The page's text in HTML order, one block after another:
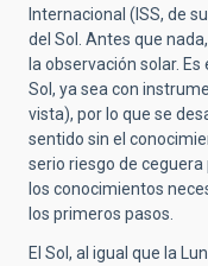
Internacional (ISS, de
del Sol. Antes que
la observación solar.
Sol, ya sea con
vista), por lo que se
sentido sin el
serio riesgo de
los conocimientos
los primeros pasos.
El Sol, al igual que la